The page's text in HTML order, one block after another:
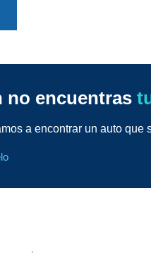
no encuentras
a encontrar un auto que